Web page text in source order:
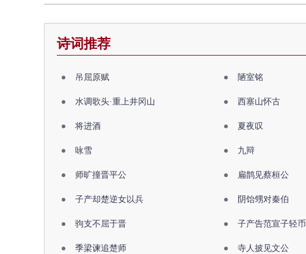
诗词推荐
吊屈原赋 陋室铭
水调歌头·重上井冈山 西塞山怀古
将进酒 夏夜叹
咏雪 九辩
师旷撞晋平公 扁鹊见蔡桓公
子产却楚逆女以兵 阴饴甥对秦伯
驹支不屈于晋 子产告范宣子轻币
季梁谏追楚师 寺人披见文公